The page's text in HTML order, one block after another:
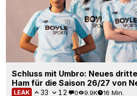
Schluss mit Umbro: Neues
Ham für die Saison 26/27 von
LEAK 33 12 0 9.9K 16 Min.